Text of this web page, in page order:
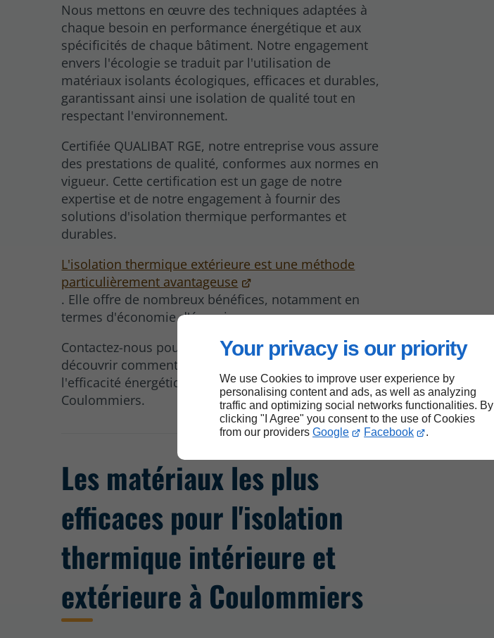
Your privacy is our priority
We use Cookies to improve user experience by
personalising content and ads, as well as analyzing
traffic and optimizing social networks functionalities. By
clicking "I Agree" you consent to the use of Cookies
from our providers Google Facebook .
Nous mettons en œuvre des techniques adaptées à
chaque besoin en performance énergétique et aux
spécificités de chaque bâtiment. Notre engagement
envers l'écologie se traduit par l'utilisation de
matériaux isolants écologiques, efficaces et durables,
garantissant ainsi une isolation de qualité tout en
respectant l'environnement.
Certifiée QUALIBAT RGE, notre entreprise vous assure
des prestations de qualité, conformes aux normes en
vigueur. Cette certification est un gage de notre
expertise et de notre engagement à fournir des
solutions d'isolation thermique performantes et
durables.
L'isolation thermique extérieure est une méthode
particulièrement avantageuse
. Elle offre de nombreux bénéfices, notamment en
termes d'économie d'énergie.
Contactez-nous pour discuter de vos besoins et
découvrir comment nous pouvons améliorer
l'efficacité énergétique de votre bâtiment à
Coulommiers.
Les matériaux les plus
efficaces pour l'isolation
thermique intérieure et
extérieure à Coulommiers